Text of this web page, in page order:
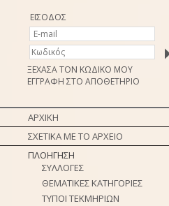
ΕΙΣΟΔΟΣ
ΞΕΧΑΣΑ ΤΟΝ ΚΩΔΙΚΟ ΜΟΥ
ΕΓΓΡΑΦΗ ΣΤΟ ΑΠΟΘΕΤΗΡΙΟ
ΑΡΧΙΚΗ
ΣΧΕΤΙΚΑ ΜΕ ΤΟ ΑΡΧΕΙΟ
ΠΛΟΗΓΗΣΗ
ΣΥΛΛΟΓΕΣ
ΘΕΜΑΤΙΚΕΣ ΚΑΤΗΓΟΡΙΕΣ
ΤΥΠΟΙ ΤΕΚΜΗΡΙΩΝ